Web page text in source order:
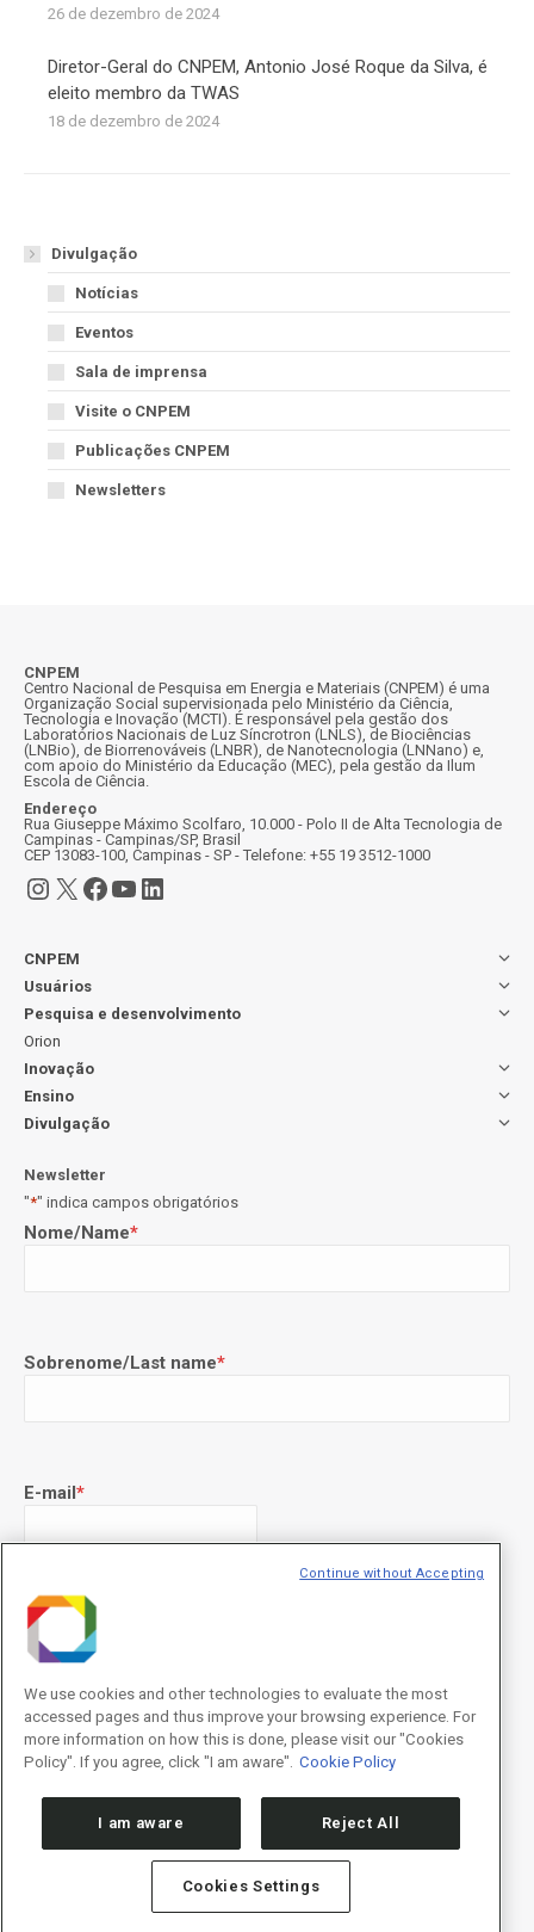
26 de dezembro de 2024
Diretor-Geral do CNPEM, Antonio José Roque da Silva, é
eleito membro da TWAS
18 de dezembro de 2024
Divulgação
Notícias
Eventos
Sala de imprensa
Visite o CNPEM
Publicações CNPEM
Newsletters
CNPEM
Centro Nacional de Pesquisa em Energia e Materiais (CNPEM) é uma
Organização Social supervisionada pelo Ministério da Ciência,
Tecnologia e Inovação (MCTI). É responsável pela gestão dos
Laboratórios Nacionais de Luz Síncrotron (LNLS), de Biociências
(LNBio), de Biorrenováveis (LNBR), de Nanotecnologia (LNNano) e,
com apoio do Ministério da Educação (MEC), pela gestão da Ilum
Escola de Ciência.
Endereço
Rua Giuseppe Máximo Scolfaro, 10.000 - Polo II de Alta Tecnologia de
Campinas - Campinas/SP, Brasil
CEP 13083-100, Campinas - SP - Telefone: +55 19 3512-1000
Instagram
X Facebook
Youtube
LinkedIn
CNPEM
Usuários
Pesquisa e desenvolvimento
Orion
Inovação
Ensino
Divulgação
Newsletter
"*" indica campos obrigatórios
Nome/Name*
Sobrenome/Last name*
E-mail*
Declaração de consentimento
Concordo com os termos de uso descritos na
Privacidade
We use cookies and other technologies to evaluate the most
accessed pages and thus improve your browsing experience. For
more information on how this is done, please visit our "Cookies
Policy". If you agree, click "I am aware". Cookie Policy
I am aware Reject All
Cookies Settings
Continue without Accepting